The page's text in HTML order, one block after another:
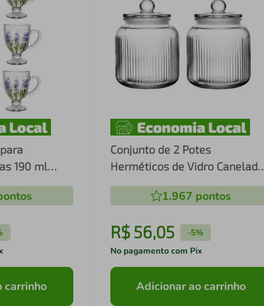
190 ml
Cristal
carrinho
Conjunto de 2 Potes
Herméticos de Vidro Canelado
1,3L Essência Lyor
1.967 pontos
R$ 56,05 -5%
No pagamento com Pix
Adicionar ao carrinho